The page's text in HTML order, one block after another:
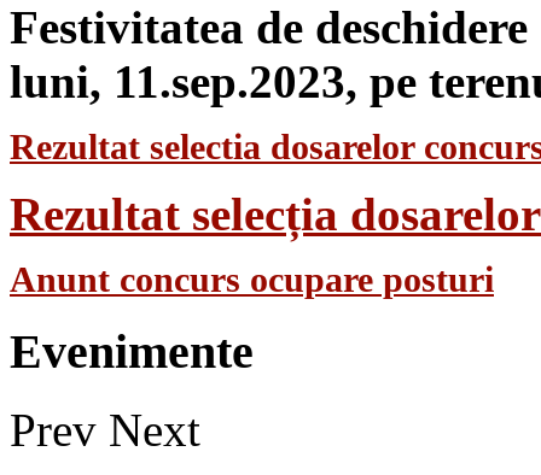
Festivitatea de
luni, 11.sep.2023, pe
Rezultat selectia dosarelor
Rezultat selecția
Anunt concurs ocupare posturi
Evenimente
Prev Next